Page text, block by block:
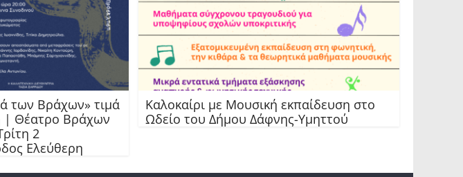
των Βράχων» τιμά
| Θέατρο Βράχων
2
Ελεύθερη
Καλοκαίρι με Μουσική εκπαίδευση στο
Ωδείο του Δήμου Δάφνης-Υμηττού